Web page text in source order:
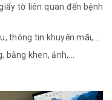
tờ liên quan đến bệnh
thông tin khuyến mãi,...
khen, ảnh,...